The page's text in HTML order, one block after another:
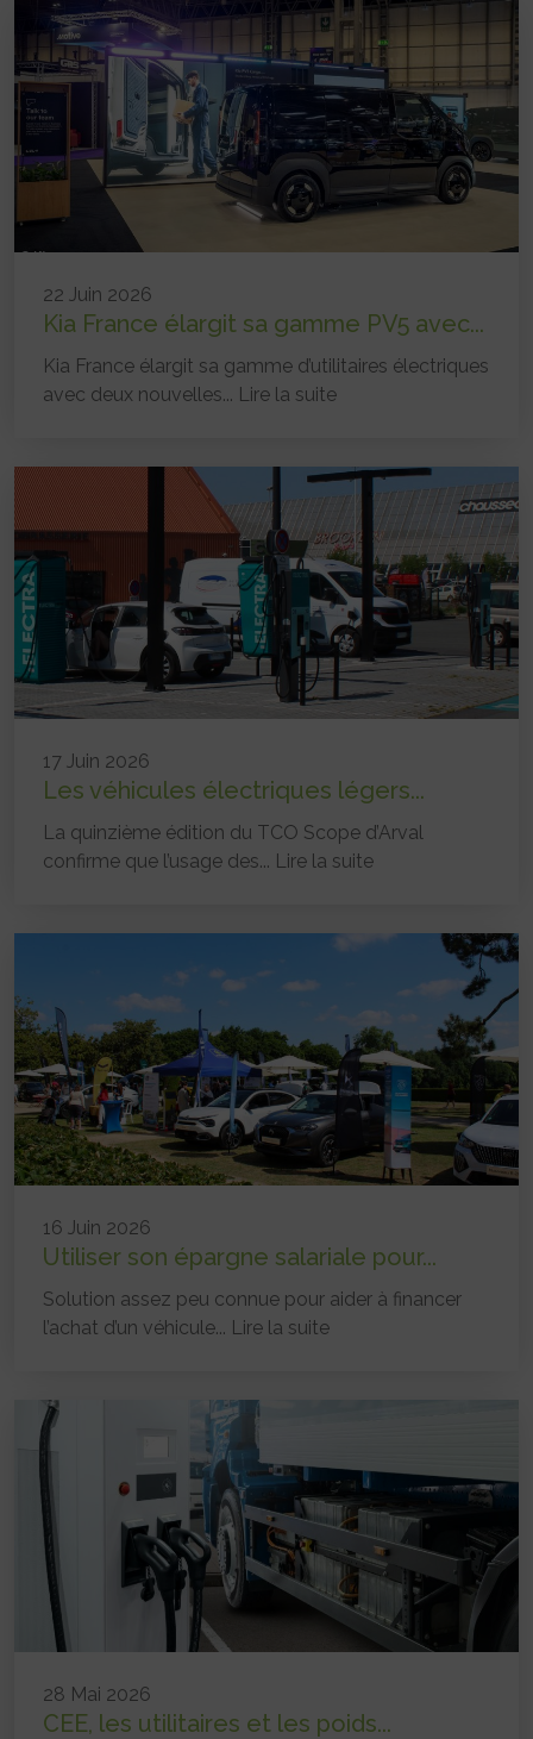
22 Juin 2026
Kia France élargit sa gamme PV5 avec...
Kia France élargit sa gamme d’utilitaires électriques
avec deux nouvelles... Lire la suite
17 Juin 2026
Les véhicules électriques légers...
La quinzième édition du TCO Scope d’Arval
confirme que l’usage des... Lire la suite
16 Juin 2026
Utiliser son épargne salariale pour...
Solution assez peu connue pour aider à financer
l’achat d’un véhicule... Lire la suite
28 Mai 2026
CEE, les utilitaires et les poids...